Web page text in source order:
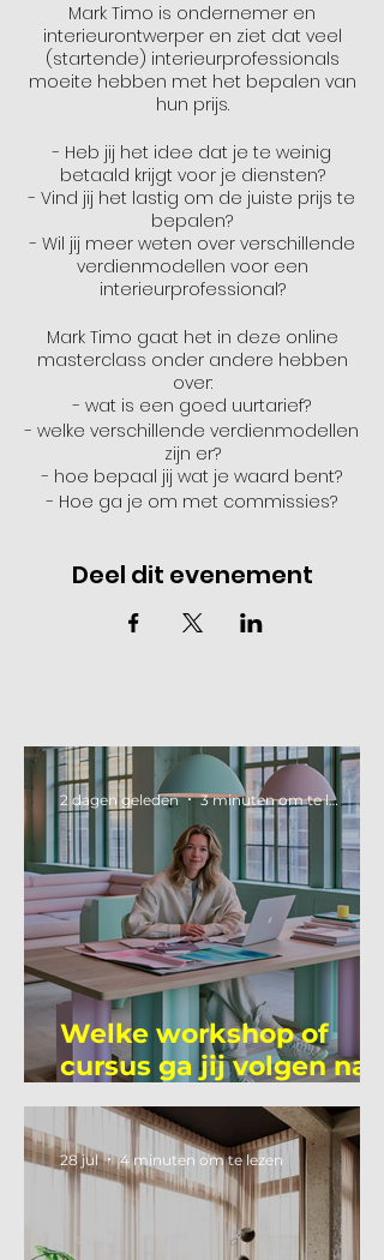
Mark Timo is ondernemer en
interieurontwerper en ziet dat veel
(startende) interieurprofessionals
moeite hebben met het bepalen van
hun prijs.
- Heb jij het idee dat je te weinig
betaald krijgt voor je diensten?
- Vind jij het lastig om de juiste prijs te
bepalen?
- Wil jij meer weten over verschillende
verdienmodellen voor een
interieurprofessional?
Mark Timo gaat het in deze online
masterclass onder andere hebben
over:
- wat is een goed uurtarief?
- welke verschillende verdienmodellen
zijn er?
- hoe bepaal jij wat je waard bent?
- Hoe ga je om met commissies?
Deel dit evenement
Welke workshop of
cursus ga jij volgen na
je vakantie?
2 dagen geleden 3 minuten om te lezen
28 jul 4 minuten om te lezen